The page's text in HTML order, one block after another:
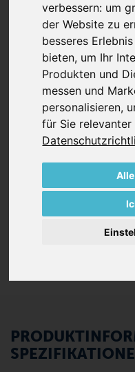
verbessern: um
der Website zu
besseres
bieten, um Ihr
Produkten und
messen und
personalisieren,
für Sie relevanter
Becker
(VASF) Baureihe
Vielzahl von
kompakten
mit ihrer variablen
wirklich hohe Leistung.
Betrieb, sind diese
hocheffizient.
VARIAIR
Zusätzlicher